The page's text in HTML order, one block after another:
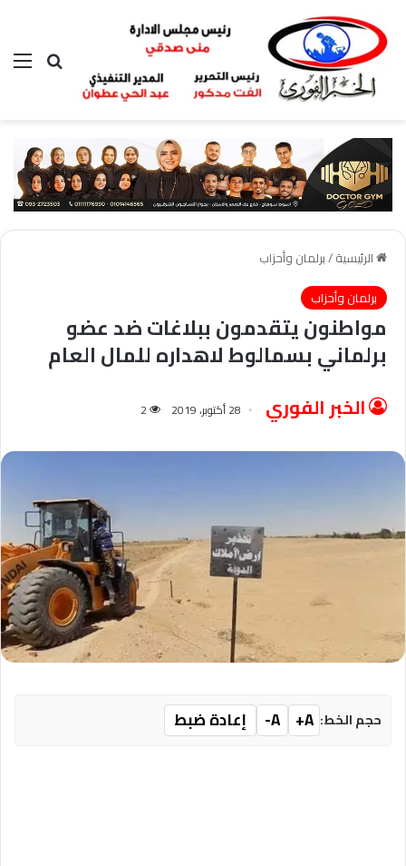
بحث عن
الرئيسية/برلمان وأحزاب
برلمان وأحزاب
مواطنون يتقدمون ببلاغات ضد عضو
برلماني بسمالوط لاهداره للمال العام
الخبر الفوري 28 أكتوبر، 2019 2
حجم الخط: A+
A- إعادة ضبط